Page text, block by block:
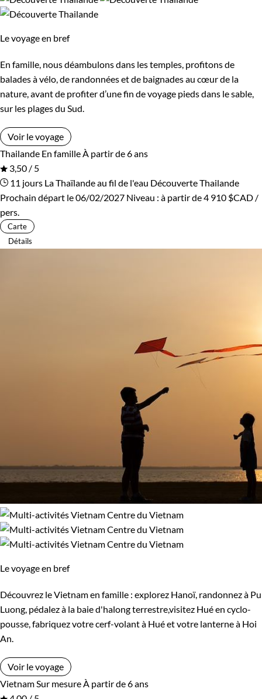
Le voyage en bref
En famille, nous déambulons dans les temples, profitons de
balades à vélo, de randonnées et de baignades au cœur de la
nature, avant de profiter d’une fin de voyage pieds dans le sable,
sur les plages du Sud.
Voir le voyage
Thailande En familleÀ partir de 6 ans
3,50 / 5
11 jours La Thaïlande au fil de l'eau Découverte Thailande
Prochain départ le 06/02/2027 Niveau : à partir de4 910 $CAD /
pers.
Carte
Détails
Le voyage en bref
Découvrez le Vietnam en famille : explorez Hanoï, randonnez à Pu
Luong, pédalez à la baie d'halong terrestre,visitez Hué en cyclo-
pousse, fabriquez votre cerf-volant à Hué et votre lanterne à Hoi
An.
Voir le voyage
VietnamSur mesureÀ partir de 6 ans